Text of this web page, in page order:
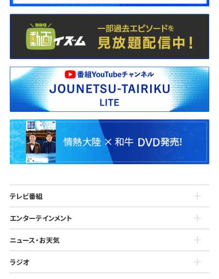
テレビ番組
エンターテインメント
ニュース・お天気
ラジオ